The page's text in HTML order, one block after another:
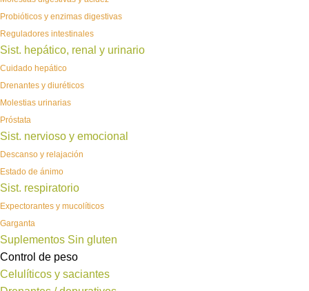
Probióticos y enzimas digestivas
Reguladores intestinales
Sist. hepático, renal y urinario
Cuidado hepático
Drenantes y diuréticos
Molestias urinarias
Próstata
Sist. nervioso y emocional
Descanso y relajación
Estado de ánimo
Sist. respiratorio
Expectorantes y mucolíticos
Garganta
Suplementos Sin gluten
Control de peso
Celulíticos y saciantes